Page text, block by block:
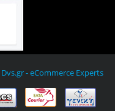
Dvs.gr - eCommerce Experts